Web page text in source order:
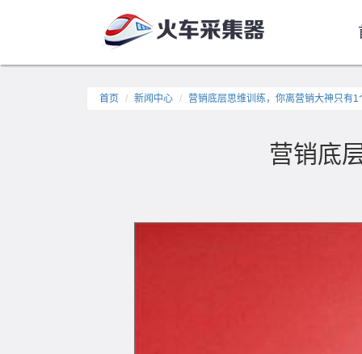
首页 新闻中心 营销底层思维训练，你离营销大神只有1
营销底